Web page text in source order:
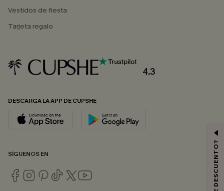
Vestidos de fiesta
Tarjeta regalo
4.3
DESCARGA LA APP DE CUPSHE
SÍGUENOS EN